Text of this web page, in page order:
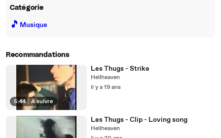
Catégorie
🎵 Musique
Recommandations
5:44 À suivre
Les Thugs - Strike
Hellheaven
il y a 19 ans
Les Thugs - Clip - Loving song
Hellheaven